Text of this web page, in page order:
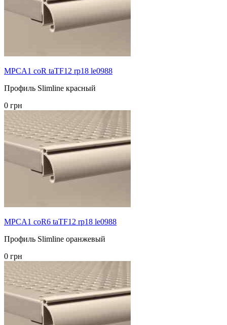
MPCA1 coR taTF12 rp18 le0988
Профиль Slimline красный
0 грн
MPCA1 coR6 taTF12 rp18 le0988
Профиль Slimline оранжевый
0 грн